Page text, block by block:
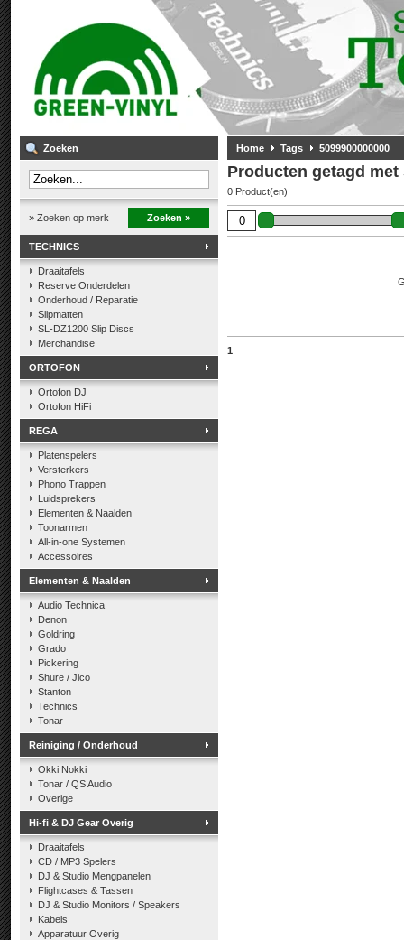
Zoeken
» Zoeken op merk Zoeken »
TECHNICS
Draaitafels
Reserve Onderdelen
Onderhoud / Reparatie
Slipmatten
SL-DZ1200 Slip Discs
Merchandise
ORTOFON
Ortofon DJ
Ortofon HiFi
REGA
Platenspelers
Versterkers
Phono Trappen
Luidsprekers
Elementen & Naalden
Toonarmen
All-in-one Systemen
Accessoires
Elementen & Naalden
Audio Technica
Denon
Goldring
Grado
Pickering
Shure / Jico
Stanton
Technics
Tonar
Reiniging / Onderhoud
Okki Nokki
Tonar / QS Audio
Overige
Hi-fi & DJ Gear Overig
Draaitafels
CD / MP3 Spelers
DJ & Studio Mengpanelen
Flightcases & Tassen
DJ & Studio Monitors / Speakers
Kabels
Apparatuur Overig
Home Tags 5099900000000
Producten getagd met
0 Product(en)
1